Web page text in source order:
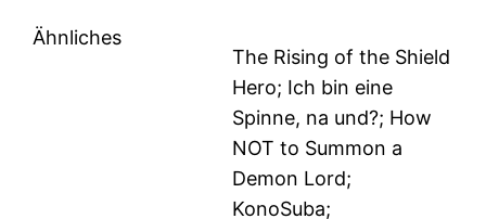
Ähnliches
The Rising of the Shield
Hero; Ich bin eine
Spinne, na und?; How
NOT to Summon a
Demon Lord;
KonoSuba;